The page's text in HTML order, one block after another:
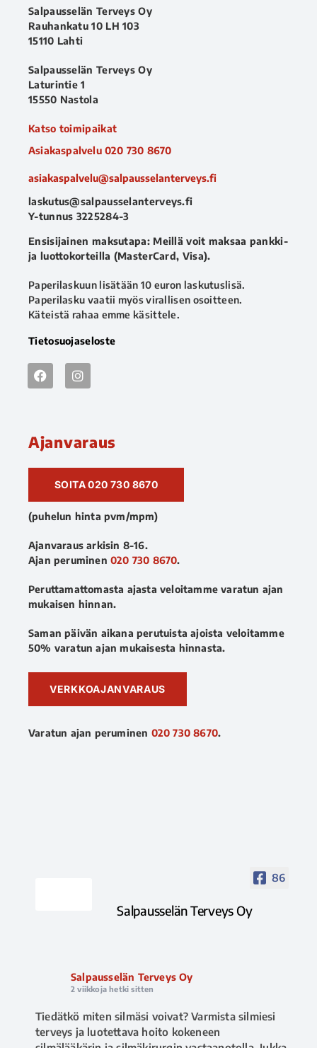
Salpausselän Terveys Oy
Rauhankatu 10 LH 103
15110 Lahti
Salpausselän Terveys Oy
Laturintie 1
15550 Nastola
Katso toimipaikat
Asiakaspalvelu 020 730 8670
asiakaspalvelu@salpausselanterveys.fi
laskutus@salpausselanterveys.fi
Y-tunnus 3225284-3
Ensisijainen maksutapa: Meillä voit maksaa pankki-
ja luottokorteilla (MasterCard, Visa).
Paperilaskuun lisätään 10 euron laskutuslisä.
Paperilasku vaatii myös virallisen osoitteen.
Käteistä rahaa emme käsittele.
Tietosuojaseloste
Ajanvaraus
SOITA 020 730 8670
(puhelun hinta pvm/mpm)
Ajanvaraus arkisin 8-16.
Ajan peruminen 020 730 8670.
Peruttamattomasta ajasta veloitamme varatun ajan
mukaisen hinnan.
Saman päivän aikana perutuista ajoista veloitamme
50% varatun ajan mukaisesta hinnasta.
VERKKOAJANVARAUS
Varatun ajan peruminen 020 730 8670.
86
Salpausselän Terveys Oy
Salpausselän Terveys Oy
2 viikkoja hetki sitten
Tiedätkö miten silmäsi voivat? Varmista silmiesi
terveys ja luotettava hoito kokeneen